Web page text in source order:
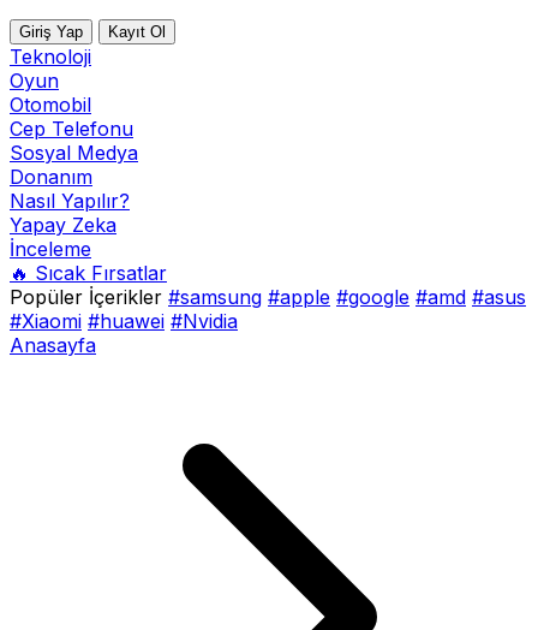
Giriş Yap Kayıt Ol
Teknoloji
Oyun
Otomobil
Cep Telefonu
Sosyal Medya
Donanım
Nasıl Yapılır?
Yapay Zeka
İnceleme
🔥 Sıcak Fırsatlar
Popüler İçerikler #samsung #apple #google #amd #asus
#Xiaomi #huawei #Nvidia
Anasayfa